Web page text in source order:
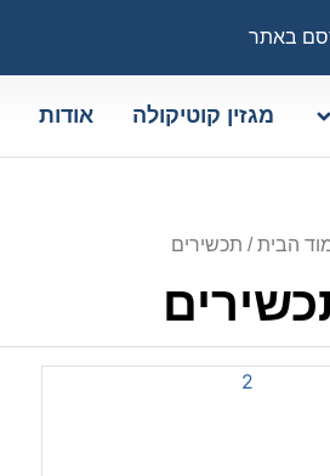
באתר
מגזין קוטיקולה אודות
הבית/ תכשירים